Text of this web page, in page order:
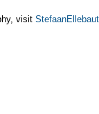
visit